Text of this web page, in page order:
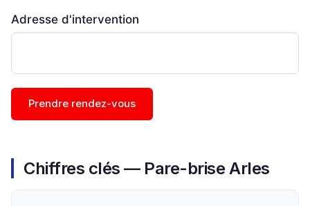
Adresse d'intervention
Prendre rendez-vous
Chiffres clés — Pare-brise Arles